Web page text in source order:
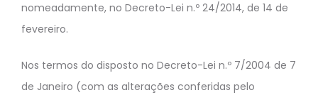
nomeadamente, no Decreto-Lei n.º 24/2014, de 14 de
fevereiro.
Nos termos do disposto no Decreto-Lei n.º 7/2004 de 7
de Janeiro (com as alterações conferidas pelo